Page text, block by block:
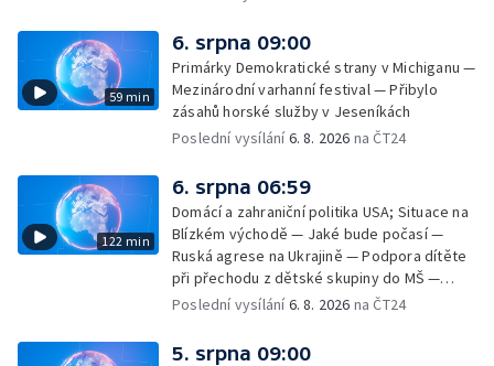
atletice 2026 — Výzkum: epidemie digitálních
závislostí je mýtus — Demolice vyhořelé
výškové budovy ve Zlíně
59 min
6. srpna 09:00
Primárky Demokratické strany v Michiganu —
Mezinárodní varhanní festival — Přibylo
zásahů horské služby v Jeseníkách
Poslední vysílání6. 8. 2026 na ČT24
122 min
6. srpna 06:59
Domácí a zahraniční politika USA; Situace na
Blízkém východě — Jaké bude počasí —
Ruská agrese na Ukrajině — Podpora dítěte
při přechodu z dětské skupiny do MŠ —
Filmové premiéry týdne — Dvě deci tuše v
rakovinu prsu
Poslední vysílání6. 8. 2026 na ČT24
5. srpna 09:00